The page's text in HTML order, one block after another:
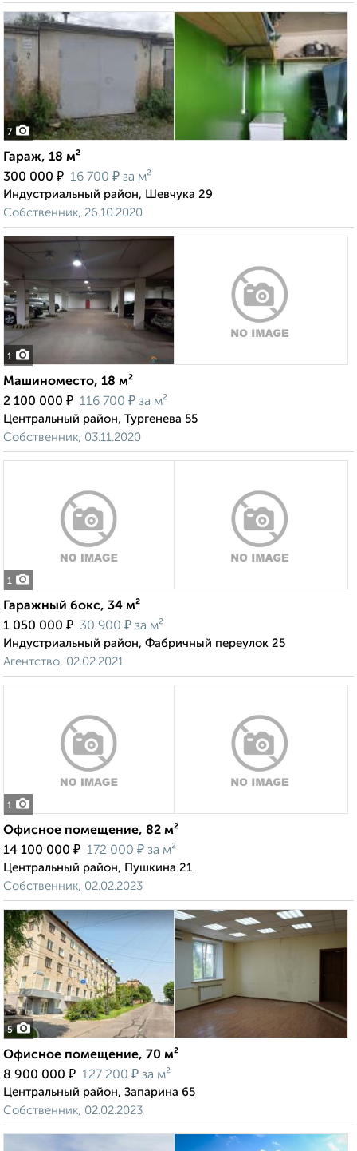
7
Гараж, 18 м²
300 000 ₽ 16 700 ₽ за м²
Индустриальный район, Шевчука 29
Собственник, 26.10.2020
1
Машиноместо, 18 м²
2 100 000 ₽ 116 700 ₽ за м²
Центральный район, Тургенева 55
Собственник, 03.11.2020
1
Гаражный бокс, 34 м²
1 050 000 ₽ 30 900 ₽ за м²
Индустриальный район, Фабричный переулок 25
Агентство, 02.02.2021
1
Офисное помещение, 82 м²
14 100 000 ₽ 172 000 ₽ за м²
Центральный район, Пушкина 21
Собственник, 02.02.2023
5
Офисное помещение, 70 м²
8 900 000 ₽ 127 200 ₽ за м²
Центральный район, Запарина 65
Собственник, 02.02.2023